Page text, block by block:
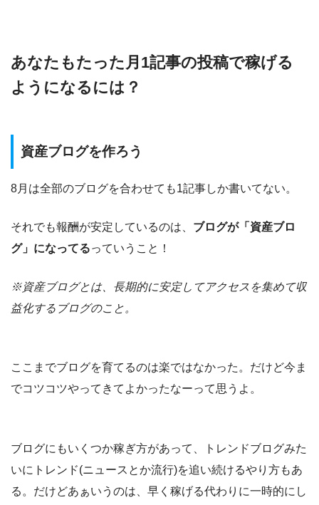
あなたもたった月1記事の投稿で稼げる
ようになるには？
資産ブログを作ろう
8月は全部のブログを合わせても1記事しか書いてない。
それでも報酬が安定しているのは、 ブログが「資産ブロ
グ」になってるっていうこと！
※資産ブログとは、長期的に安定してアクセスを集めて収
益化するブログのこと。
ここまでブログを育てるのは楽ではなかった。だけど今ま
でコツコツやってきてよかったなーって思うよ。
ブログにもいくつか稼ぎ方があって、トレンドブログみた
いにトレンド(ニュースとか流行)を追い続けるやり方もあ
る。だけどあぁいうのは、早く稼げる代わりに一時的にし